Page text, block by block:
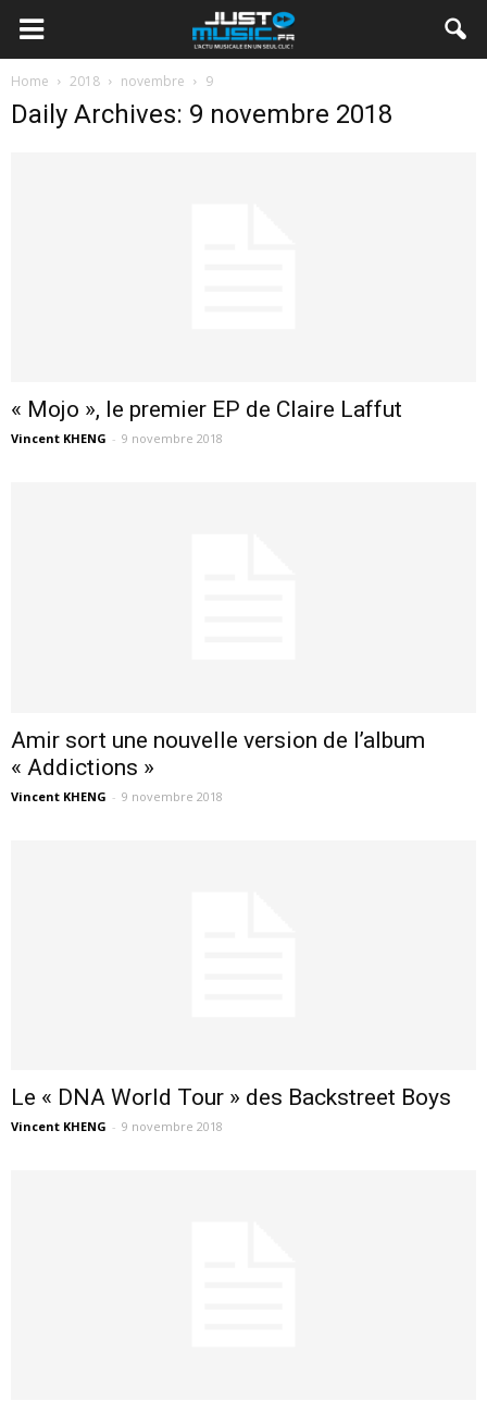
Home 2018 novembre 9
Daily Archives: 9 novembre 2018
« Mojo », le premier EP de Claire Laffut
Vincent KHENG - 9 novembre 2018
Amir sort une nouvelle version de l’album
« Addictions »
Vincent KHENG - 9 novembre 2018
Le « DNA World Tour » des Backstreet Boys
Vincent KHENG - 9 novembre 2018